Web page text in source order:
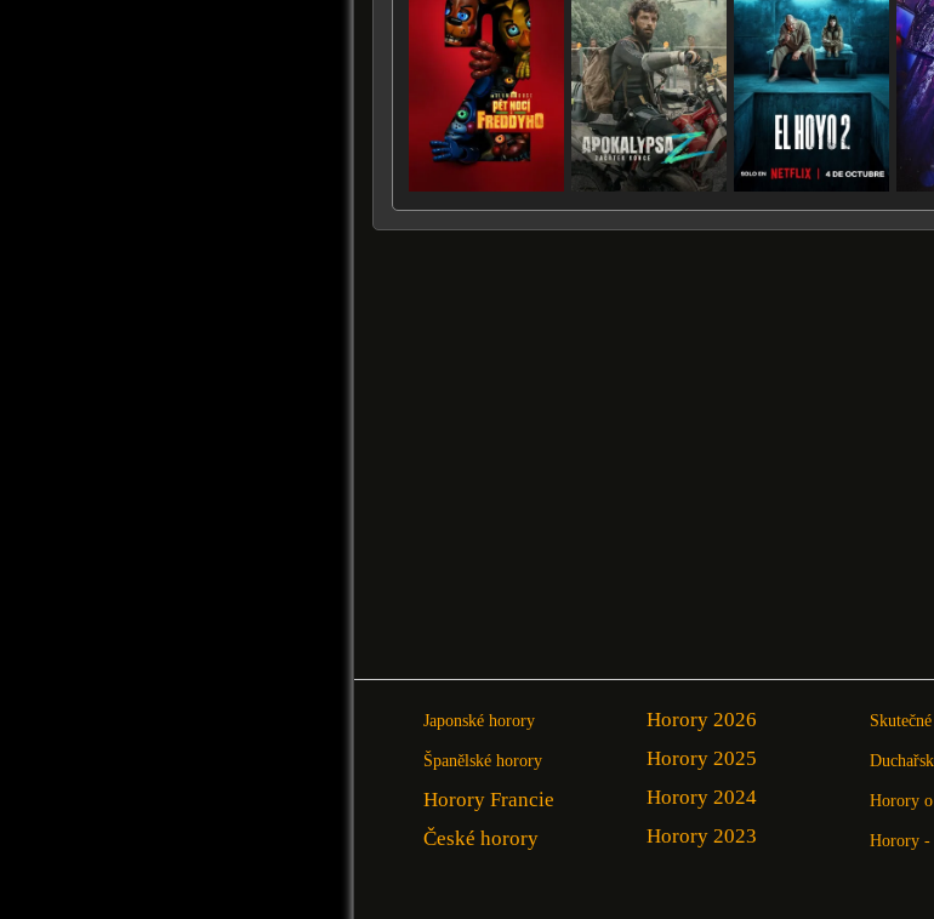
Japonské horory
Španělské horory
Horory Francie
České horory
Horory 2026
Horory 2025
Horory 2024
Horory 2023
Horory
Horory -